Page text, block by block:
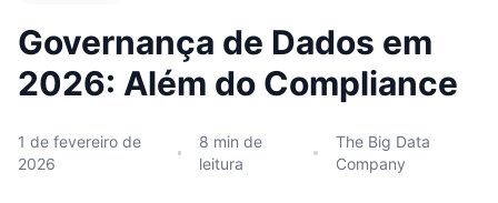
Governança de Dados em
2026: Além do Compliance
1 de fevereiro de
2026
8 min de
leitura
The Big Data
Company